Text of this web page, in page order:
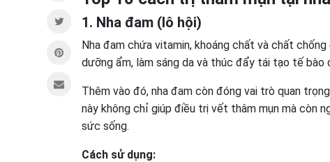
1. Nha đam (lô hội)
Nha đam chứa vitamin, khoáng chất và chất
dưỡng ẩm, làm sáng da và thúc đẩy tái tạo tế bào
Thêm vào đó, nha đam còn đóng vai trò quan
này không chỉ giúp điều trị vết thâm mụn mà còn
sức sống.
Cách sử dụng: